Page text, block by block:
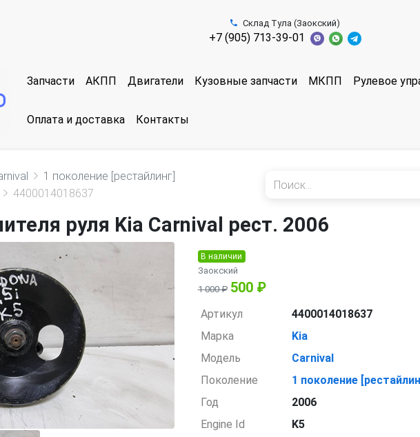
Склад Тула (Заокский)
+7 (905) 713-39-01
Запчасти АКПП Двигатели Кузовные запчасти МКПП Рулевое
Оплата и доставка Контакты
1 поколение [рестайлинг]
4400014018637
руля Kia Carnival рест. 2006
В наличии
Заокский
1 000 ₽ 500 ₽
Артикул
4400014018637
Марка
Kia
Модель
Carnival
Поколение
1 поколение
Год
2006
Engine Id
K5